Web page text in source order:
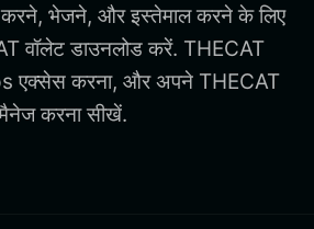
करने, भेजने, और इस्तेमाल करने के लिए
वॉलेट डाउनलोड करें. THECAT
एक्सेस करना, और अपने THECAT
करना सीखें.